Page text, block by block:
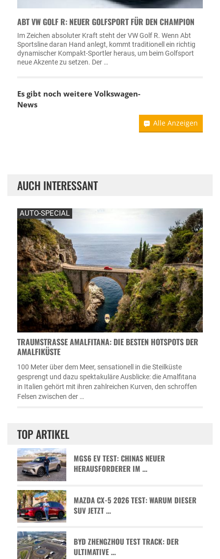
ABT VW GOLF R: NEUER GOLFSPORT FÜR DEN CHAMPION
Im Zeichen absoluter Kraft steht der VW Golf R. Wenn Abt
Sportsline daran Hand anlegt, kommt traditionell ein richtig
dynamischer Kompakt-Sportler heraus, um beim Golfsport
neue Akzente zu setzen. Der …
Es gibt noch weitere Volkswagen-
News
Alle Anzeigen
AUCH INTERESSANT
AUTO-SPECIAL
TRAUMSTRASSE AMALFITANA: DIE BESTEN HOTSPOTS DER A
MALFIKÜSTE
100 Meter über dem Meer, sensationell in die Steilküste
gesprengt und dazu spektakuläre Ausblicke: die Amalfitana
in Italien gehört mit ihren zahlreichen Kurven, den schroffen
Felsen zwischen der …
TOP ARTIKEL
MGS6 EV TEST: CHINAS NEUER
HERAUSFORDERER IM …
MAZDA CX-5 2026 TEST: WARUM DIESER
SUV JETZT …
BYD ZHENGZHOU TEST TRACK: DER
ULTIMATIVE …